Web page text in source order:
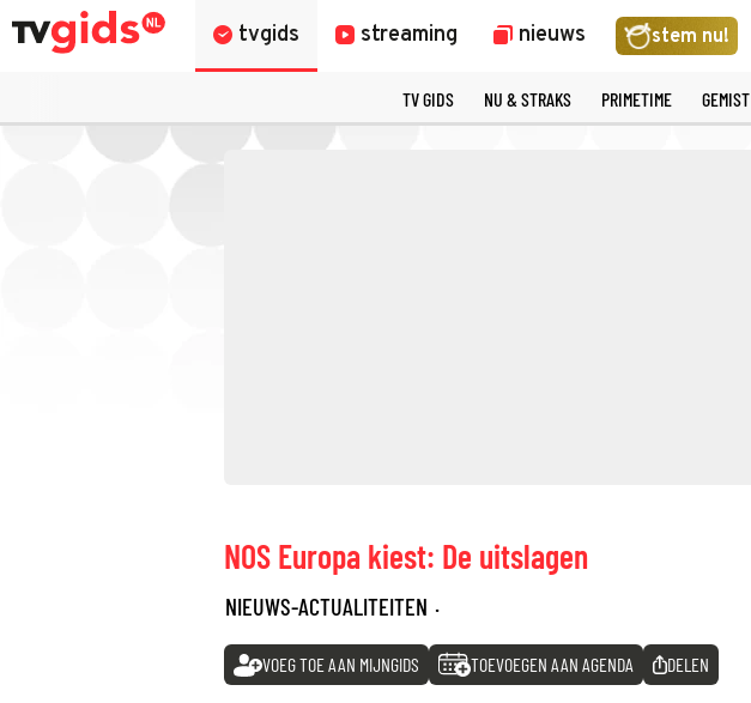
tvgids streaming nieuws stem nu!
TV GIDS NU & STRAKS PRIMETIME GEMIST
NOS Europa kiest: De uitslagen
NIEUWS-ACTUALITEITEN ·
VOEG TOE AAN MIJNGIDS TOEVOEGEN AAN AGENDA DELEN